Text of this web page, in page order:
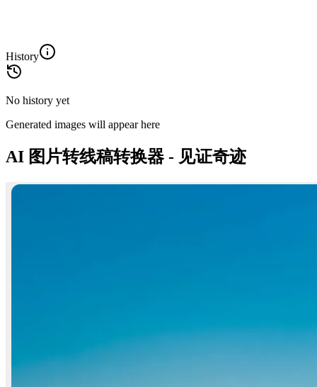
History
No history yet
Generated images will appear here
AI 图片转线稿转换器 - 见证奇迹